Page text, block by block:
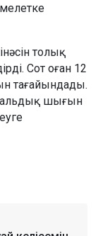
толық
Сот оған 12
тағайындады.
шығын